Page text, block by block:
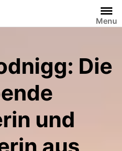
Menu
Die
und